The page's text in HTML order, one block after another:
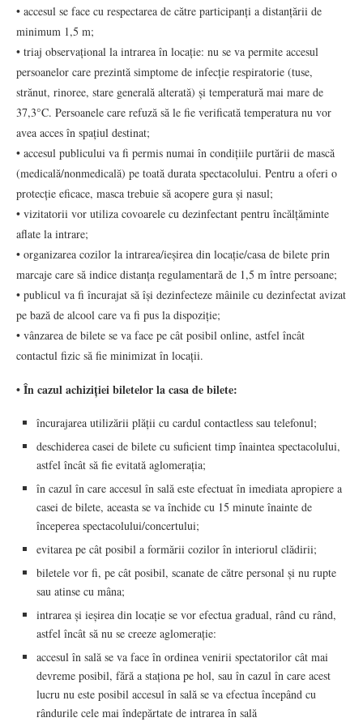
• accesul se face cu respectarea de către participanți a distanțării de
minimum 1,5 m;
• triaj observațional la intrarea în locație: nu se va permite accesul
persoanelor care prezintă simptome de infecție respiratorie (tuse,
strănut, rinoree, stare generală alterată) și temperatură mai mare de
37,3°C. Persoanele care refuză să le fie verificată temperatura nu vor
avea acces în spațiul destinat;
• accesul publicului va fi permis numai în condițiile purtării de mască
(medicală/nonmedicală) pe toată durata spectacolului. Pentru a oferi o
protecție eficace, masca trebuie să acopere gura și nasul;
• vizitatorii vor utiliza covoarele cu dezinfectant pentru încălțăminte
aflate la intrare;
• organizarea cozilor la intrarea/ieșirea din locație/casa de bilete prin
marcaje care să indice distanța regulamentară de 1,5 m între persoane;
• publicul va fi încurajat să își dezinfecteze mâinile cu dezinfectat avizat
pe bază de alcool care va fi pus la dispoziție;
• vânzarea de bilete se va face pe cât posibil online, astfel încât
contactul fizic să fie minimizat în locații.
• În cazul achiziției biletelor la casa de bilete:
încurajarea utilizării plății cu cardul contactless sau telefonul;
deschiderea casei de bilete cu suficient timp înaintea spectacolului,
astfel încât să fie evitată aglomerația;
în cazul în care accesul în sală este efectuat în imediata apropiere a
casei de bilete, aceasta se va închide cu 15 minute înainte de
începerea spectacolului/concertului;
evitarea pe cât posibil a formării cozilor în interiorul clădirii;
biletele vor fi, pe cât posibil, scanate de către personal și nu rupte
sau atinse cu mâna;
intrarea și ieșirea din locație se vor efectua gradual, rând cu rând,
astfel încât să nu se creeze aglomerație:
accesul în sală se va face în ordinea venirii spectatorilor cât mai
devreme posibil, fără a staționa pe hol, sau în cazul în care acest
lucru nu este posibil accesul în sală se va efectua începând cu
rândurile cele mai îndepărtate de intrarea în sală